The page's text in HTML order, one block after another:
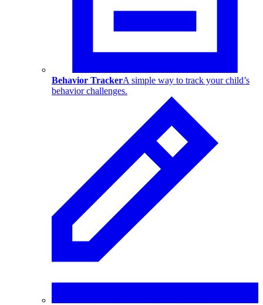
Behavior TrackerA simple way to track your child’s
behavior challenges.